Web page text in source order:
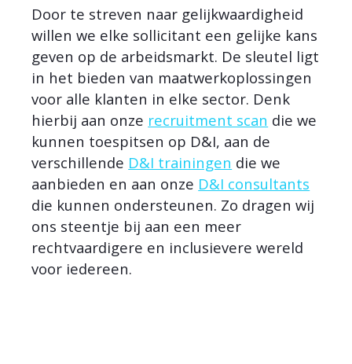
Door te streven naar gelijkwaardigheid
willen we elke sollicitant een gelijke kans
geven op de arbeidsmarkt. De sleutel ligt
in het bieden van maatwerkoplossingen
voor alle klanten in elke sector. Denk
hierbij aan onze recruitment scan die we
kunnen toespitsen op D&I, aan de
verschillende D&I trainingen die we
aanbieden en aan onze D&I consultants
die kunnen ondersteunen. Zo dragen wij
ons steentje bij aan een meer
rechtvaardigere en inclusievere wereld
voor iedereen.